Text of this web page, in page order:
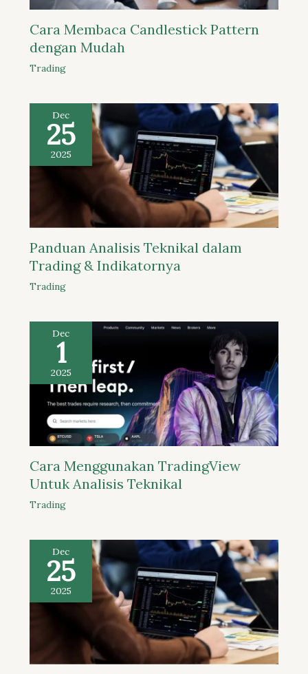
Cara Membaca Candlestick Pattern
dengan Mudah
Trading
Dec
25
2025
Panduan Analisis Teknikal dalam
Trading & Indikatornya
Trading
Dec
1
2025
Cara Menggunakan TradingView
Untuk Analisis Teknikal
Trading
Dec
25
2025